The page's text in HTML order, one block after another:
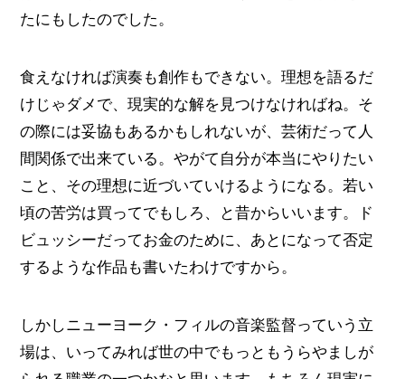
たにもしたのでした。
食えなければ演奏も創作もできない。理想を語るだ
けじゃダメで、現実的な解を見つけなければね。そ
の際には妥協もあるかもしれないが、芸術だって人
間関係で出来ている。やがて自分が本当にやりたい
こと、その理想に近づいていけるようになる。若い
頃の苦労は買ってでもしろ、と昔からいいます。ド
ビュッシーだってお金のために、あとになって否定
するような作品も書いたわけですから。
しかしニューヨーク・フィルの音楽監督っていう立
場は、いってみれば世の中でもっともうらやましが